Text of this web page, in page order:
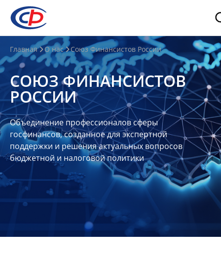
О
нас
О
СФР
Совет
Союза
Участники
Планы
отчеты
Контакты
Главная О нас Союз Финансистов России
СОЮЗ ФИНАНСИСТОВ
РОССИИ
Объединение профессионалов сферы
госфинансов, созданное для экспертной
поддержки и решения актуальных вопросов
бюджетной и налоговой политики